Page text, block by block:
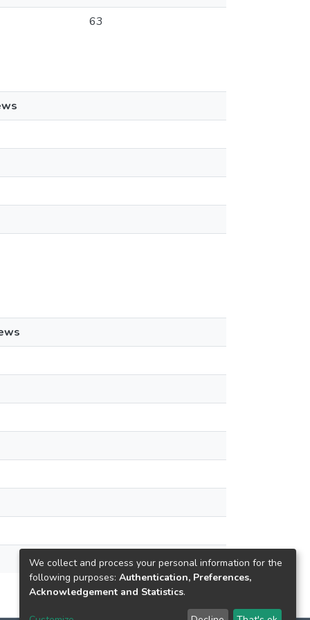
63
We collect and process your personal information for the
following purposes: Authentication, Preferences,
Acknowledgement and Statistics.